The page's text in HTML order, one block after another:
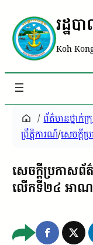
រដ្ឋប
Koh
/ ព័ត៌មានថ្នាក់
ព្រឹត្តិការណ៍/សេចក្តីប្
សេចក្ដីប្រកាសព័
លើកទី២៤ អាណត្